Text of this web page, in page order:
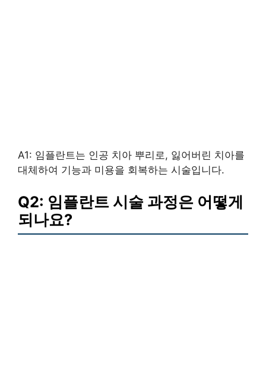
A1: 임플란트는 인공 치아 뿌리로, 잃어버린 치아를
대체하여 기능과 미용을 회복하는 시술입니다.
Q2: 임플란트 시술 과정은 어떻게
되나요?